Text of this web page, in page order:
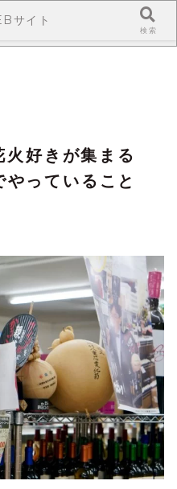
好きが集まる
っていること
サイト
検索